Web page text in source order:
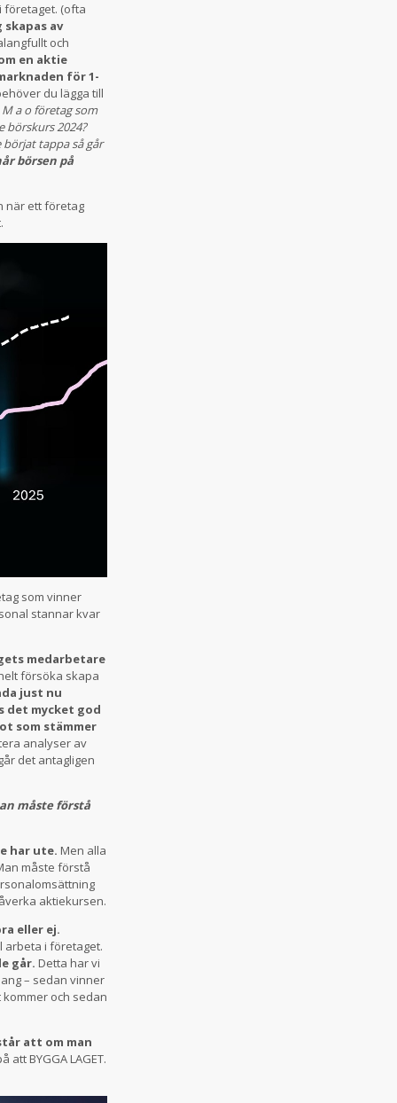
företaget. (ofta
av
och
en aktie
för 1-
du lägga till
M a o företag som
börskurs 2024?
börjat tappa så går
börsen på
när ett företag
som vinner
stannar kvar
medarbetare
försöka skapa
just nu
det mycket god
som stämmer
analyser av
det antagligen
måste förstå
har ute. Men alla
måste förstå
aktiekursen.
eller ej.
arbeta i företaget.
går. Detta har vi
– sedan vinner
och sedan
att om man
BYGGA LAGET.